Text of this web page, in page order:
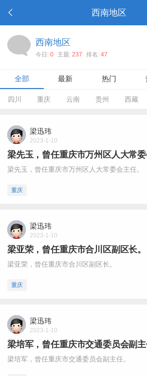
西南地区
西南地区
今日: 0 主题: 237 排名: 47
全部 最新 热门
四川 重庆 云南 贵州 西藏
梁迅玮
2023-1-10
梁先玉，曾任重庆市万州区人大常委
梁先玉，曾任重庆市万州区人大常委会主任。
重庆
梁迅玮
2023-1-10
梁亚荣，曾任重庆市合川区副区长。
梁亚荣，曾任重庆市合川区副区长。
重庆
梁迅玮
2023-1-10
梁培军，曾任重庆市交通委员会副主
梁培军，曾任重庆市交通委员会副主任。